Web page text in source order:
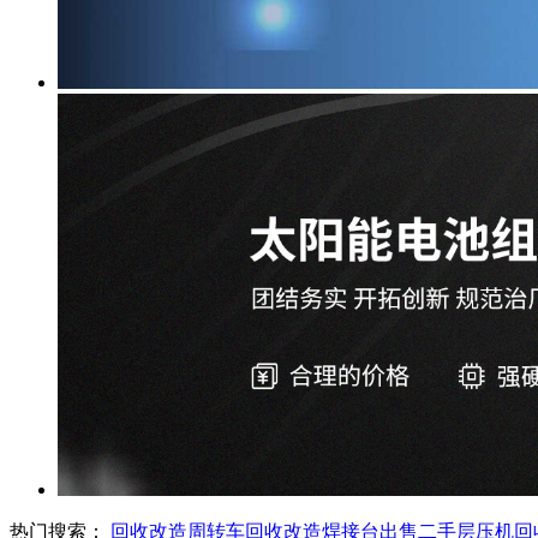
热门搜索： 回收改造周转车回收改造焊接台出售二手层压机